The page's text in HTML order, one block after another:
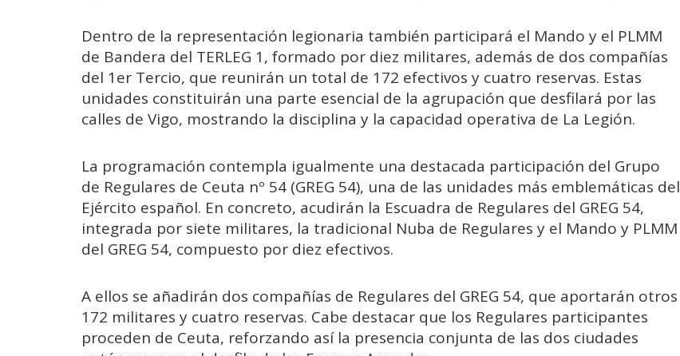
Dentro de la representación legionaria también participará el Mando y el PLMM
de Bandera del TERLEG 1, formado por diez militares, además de dos compañías
del 1er Tercio, que reunirán un total de 172 efectivos y cuatro reservas. Estas
unidades constituirán una parte esencial de la agrupación que desfilará por las
calles de Vigo, mostrando la disciplina y la capacidad operativa de La Legión.
La programación contempla igualmente una destacada participación del Grupo
de Regulares de Ceuta nº 54 (GREG 54), una de las unidades más emblemáticas del
Ejército español. En concreto, acudirán la Escuadra de Regulares del GREG 54,
integrada por siete militares, la tradicional Nuba de Regulares y el Mando y PLMM
del GREG 54, compuesto por diez efectivos.
A ellos se añadirán dos compañías de Regulares del GREG 54, que aportarán otros
172 militares y cuatro reservas. Cabe destacar que los Regulares participantes
proceden de Ceuta, reforzando así la presencia conjunta de las dos ciudades